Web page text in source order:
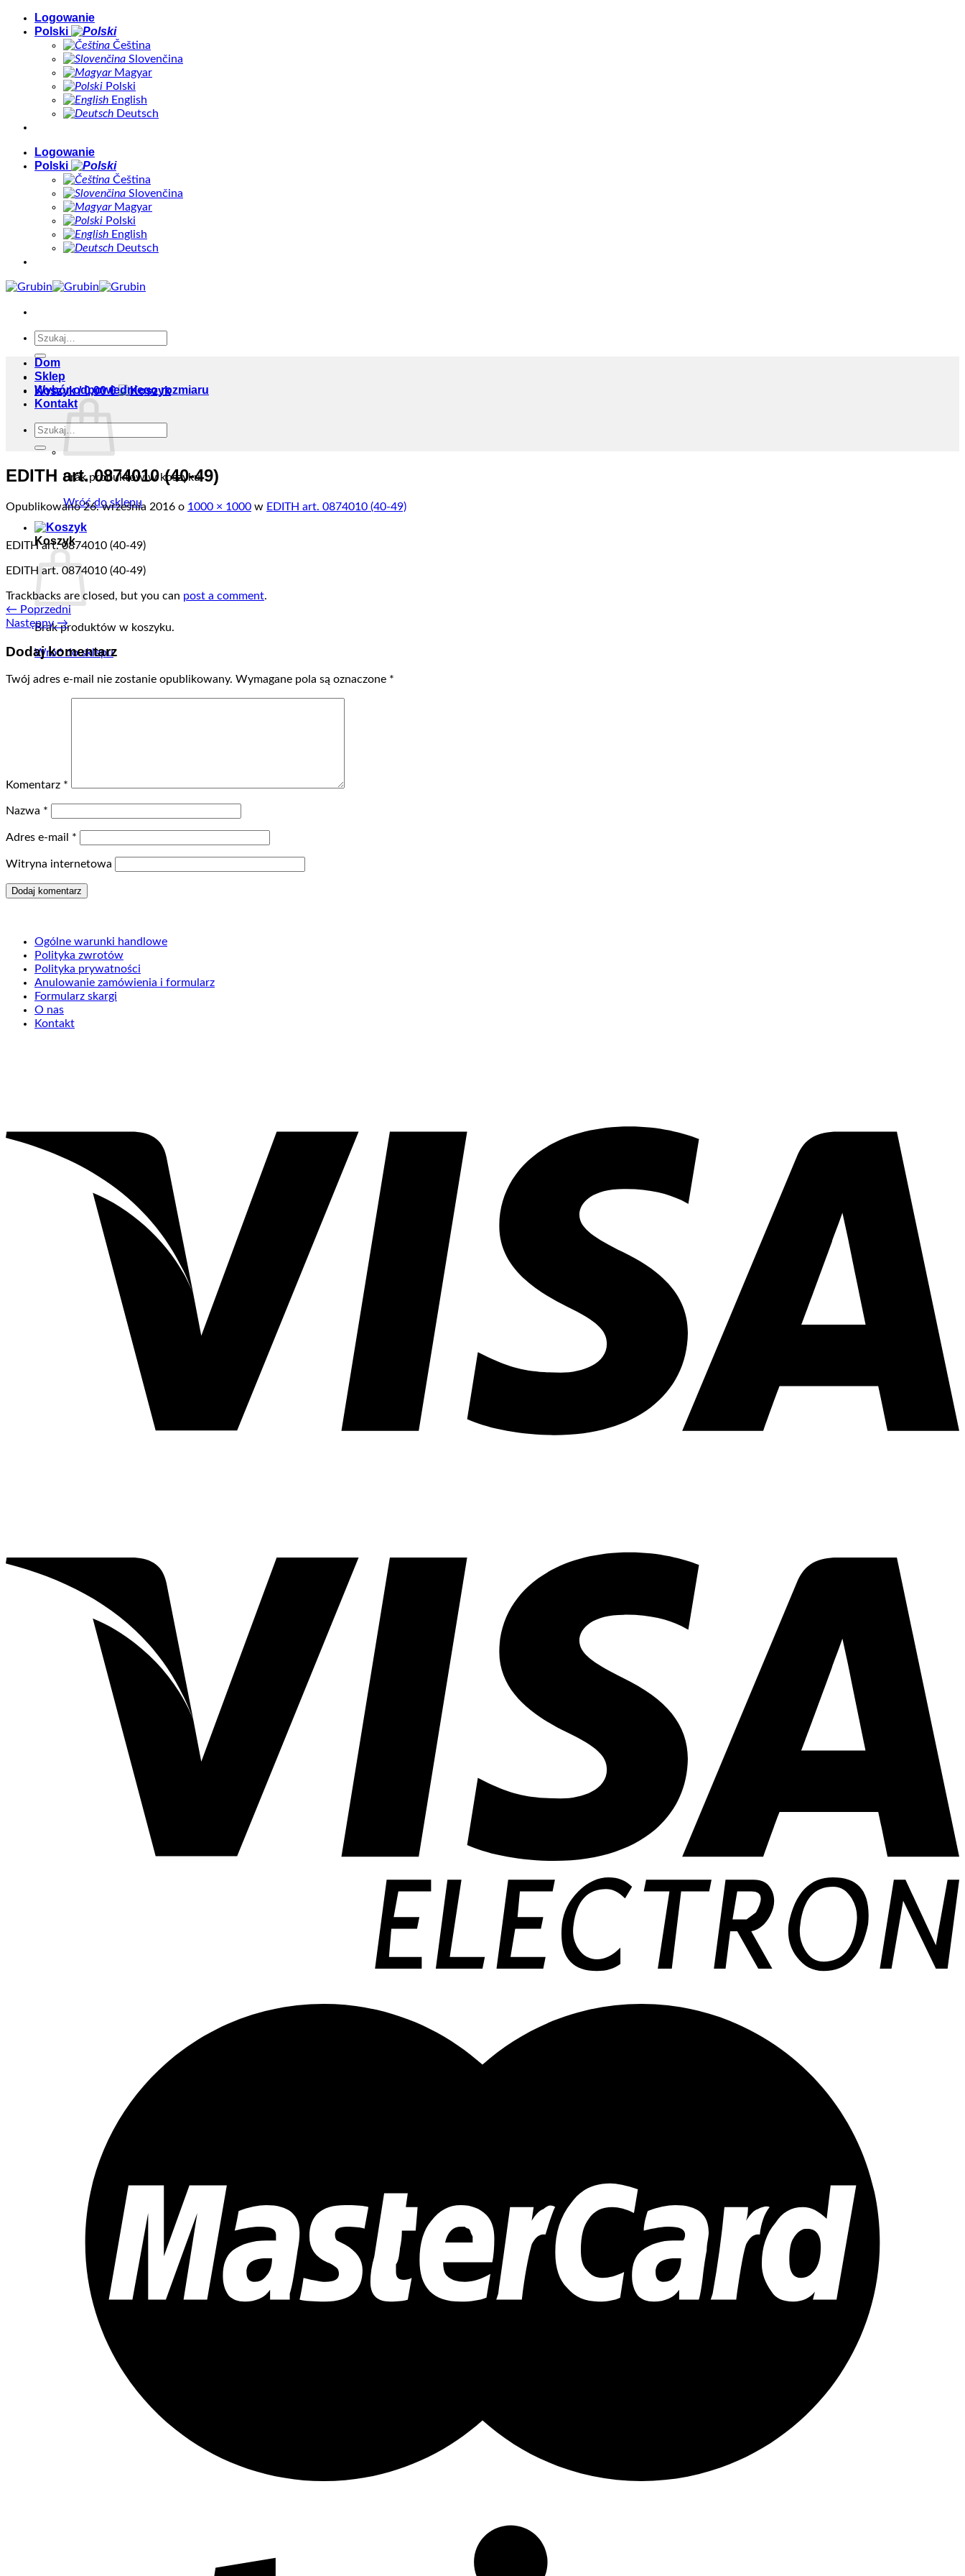
Skip
Logowanie
Polski
Čeština
Slovenčina
Magyar
Polski
English
Deutsch
Logowanie
Polski
Čeština
Slovenčina
Magyar
Polski
English
Deutsch
Szukaj:
Koszyk /0,00€
Brak produktów w koszyku.
Wróć do sklepu
Koszyk
Brak produktów w koszyku.
Wróć do sklepu
Dom
Sklep
Wybór odpowiedniego rozmiaru
Kontakt
Szukaj:
EDITH art. 0874010 (40-49)
Opublikowano26. września 2016 o 1000 × 1000 w EDITH art. 0874010 (40-49)
EDITH art. 0874010 (40-49)
EDITH art. 0874010 (40-49)
Trackbacks are closed, but you can post a comment.
← Poprzedni
Następny→
Dodaj komentarz
Twój adres e-mail nie zostanie opublikowany. Wymagane pola są oznaczone *
Komentarz *
Nazwa *
Adres e-mail *
Witryna internetowa
Ogólne warunki handlowe
Polityka zwrotów
Polityka prywatności
Anulowanie zamówienia i formularz
Formularz skargi
O nas
Kontakt